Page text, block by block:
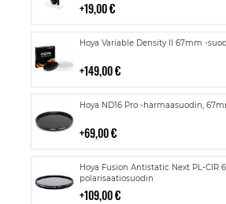
19,00 €
Hoya Variable Density II 67mm -
149,00 €
Lisää
Hoya ND16 Pro -harmaasuodin,
69,00 €
Lisää
Hoya Fusion Antistatic Next PL-CIR
polarisaatiosuodin
109,00 €
Lisää
ostoskoriin